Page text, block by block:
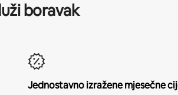
boravak
Jednostavno izražene mjesečne